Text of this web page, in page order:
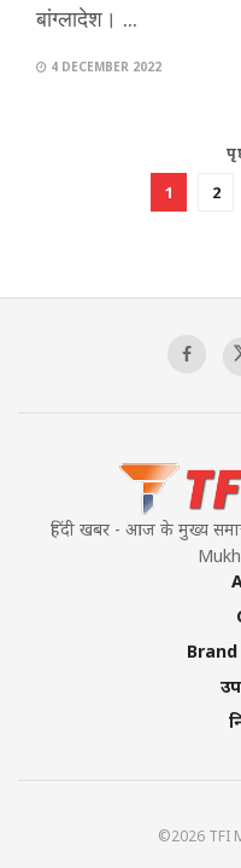
बांग्लादेश। ...
4 DECEMBER 2022
1 2
हिंदी खबर - आज के मुख्य
©2026 TFI